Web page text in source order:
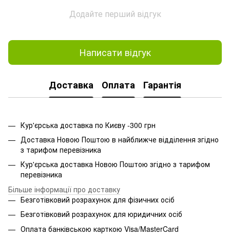
Додайте перший відгук
Написати відгук
Доставка Оплата Гарантія
Кур'єрська доставка по Києву -300 грн
Доставка Новою Поштою в найближче відділення згідно
з тарифом перевізника
Кур'єрська доставка Новою Поштою згідно з тарифом
перевізника
Більше інформації про доставку
Безготівковий розрахунок для фізичних осіб
Безготівковий розрахунок для юридичних осіб
Оплата банківською карткою Visa/MasterCard